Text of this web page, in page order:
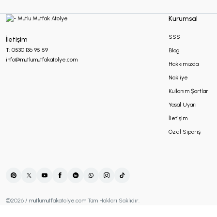
İletişim
T: 0530 136 95 59
info@mutlumutfakatolye.com
Kurumsal
SSS
Blog
Hakkımızda
Nakliye
Kullanım Şartları
Yasal Uyarı
İletişim
Özel Sipariş
©2026 / mutlumutfakatolye.com Tüm Hakları Saklıdır.
Mum Hediyelikler